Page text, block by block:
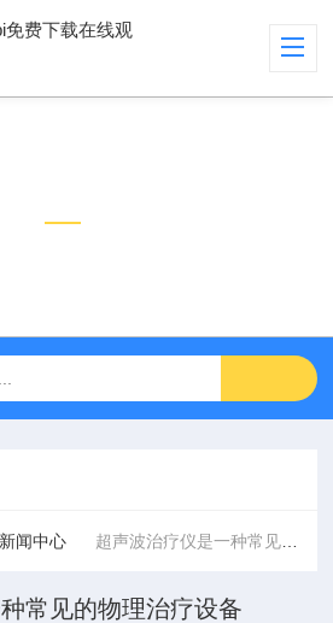
新闻中心 超声波治疗仪是一种常见的物理治疗设备
常见的物理治疗设备